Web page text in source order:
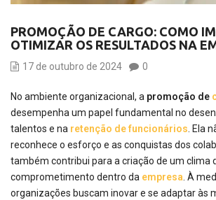
PROMOÇÃO DE CARGO: COMO
OTIMIZAR OS RESULTADOS NA
17 de outubro de 2024 0
No ambiente organizacional, a promoção de
desempenha um papel fundamental no
talentos e na retenção de funcionários. Ela
reconhece o esforço e as conquistas dos
também contribui para a criação de um clima
comprometimento dentro da empresa. À
organizações buscam inovar e se adaptar às